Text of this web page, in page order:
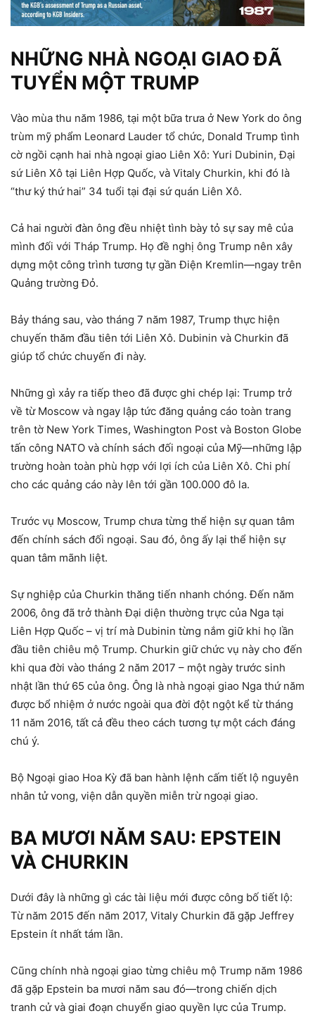
NHỮNG NHÀ NGOẠI GIAO ĐÃ
TUYỂN MỘT TRUMP
Vào mùa thu năm 1986, tại một bữa trưa ở New York do ông
trùm mỹ phẩm Leonard Lauder tổ chức, Donald Trump tình
cờ ngồi cạnh hai nhà ngoại giao Liên Xô: Yuri Dubinin, Đại
sứ Liên Xô tại Liên Hợp Quốc, và Vitaly Churkin, khi đó là
“thư ký thứ hai” 34 tuổi tại đại sứ quán Liên Xô.
Cả hai người đàn ông đều nhiệt tình bày tỏ sự say mê của
mình đối với Tháp Trump. Họ đề nghị ông Trump nên xây
dựng một công trình tương tự gần Điện Kremlin—ngay trên
Quảng trường Đỏ.
Bảy tháng sau, vào tháng 7 năm 1987, Trump thực hiện
chuyến thăm đầu tiên tới Liên Xô. Dubinin và Churkin đã
giúp tổ chức chuyến đi này.
Những gì xảy ra tiếp theo đã được ghi chép lại: Trump trở
về từ Moscow và ngay lập tức đăng quảng cáo toàn trang
trên tờ New York Times, Washington Post và Boston Globe
tấn công NATO và chính sách đối ngoại của Mỹ—những lập
trường hoàn toàn phù hợp với lợi ích của Liên Xô. Chi phí
cho các quảng cáo này lên tới gần 100.000 đô la.
Trước vụ Moscow, Trump chưa từng thể hiện sự quan tâm
đến chính sách đối ngoại. Sau đó, ông ấy lại thể hiện sự
quan tâm mãnh liệt.
Sự nghiệp của Churkin thăng tiến nhanh chóng. Đến năm
2006, ông đã trở thành Đại diện thường trực của Nga tại
Liên Hợp Quốc – vị trí mà Dubinin từng nắm giữ khi họ lần
đầu tiên chiêu mộ Trump. Churkin giữ chức vụ này cho đến
khi qua đời vào tháng 2 năm 2017 – một ngày trước sinh
nhật lần thứ 65 của ông. Ông là nhà ngoại giao Nga thứ năm
được bổ nhiệm ở nước ngoài qua đời đột ngột kể từ tháng
11 năm 2016, tất cả đều theo cách tương tự một cách đáng
chú ý.
Bộ Ngoại giao Hoa Kỳ đã ban hành lệnh cấm tiết lộ nguyên
nhân tử vong, viện dẫn quyền miễn trừ ngoại giao.
BA MƯƠI NĂM SAU: EPSTEIN
VÀ CHURKIN
Dưới đây là những gì các tài liệu mới được công bố tiết lộ:
Từ năm 2015 đến năm 2017, Vitaly Churkin đã gặp Jeffrey
Epstein ít nhất tám lần.
Cũng chính nhà ngoại giao từng chiêu mộ Trump năm 1986
đã gặp Epstein ba mươi năm sau đó—trong chiến dịch
tranh cử và giai đoạn chuyển giao quyền lực của Trump.